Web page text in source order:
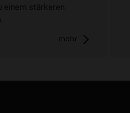
einem stärkeren
mehr